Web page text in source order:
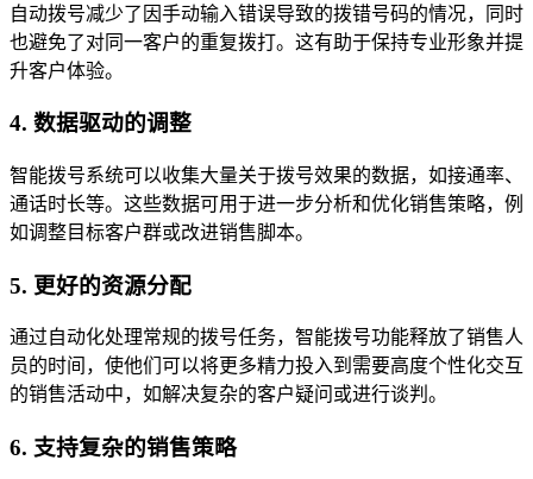
自动拨号减少了因手动输入错误导致的拨错号码的情况，同时
也避免了对同一客户的重复拨打。这有助于保持专业形象并提
升客户体验。
4. 数据驱动的调整
智能拨号系统可以收集大量关于拨号效果的数据，如接通率、
通话时长等。这些数据可用于进一步分析和优化销售策略，例
如调整目标客户群或改进销售脚本。
5. 更好的资源分配
通过自动化处理常规的拨号任务，智能拨号功能释放了销售人
员的时间，使他们可以将更多精力投入到需要高度个性化交互
的销售活动中，如解决复杂的客户疑问或进行谈判。
6. 支持复杂的销售策略